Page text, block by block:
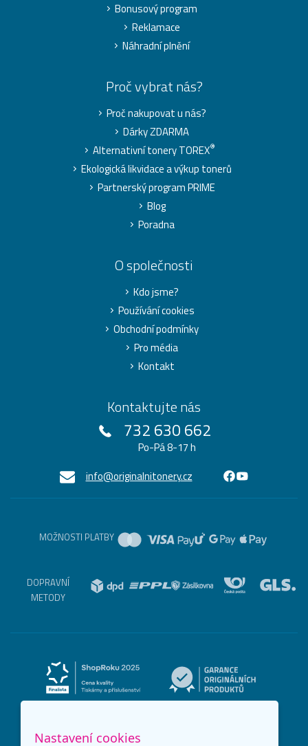
Bonusový program
Reklamace
Náhradní plnění
Proč vybrat nás?
Proč nakupovat u nás?
Dárky ZDARMA
Alternativní tonery TOREX®
Ekologická likvidace a výkup tonerů
Partnerský program PRIME
Blog
Poradna
O společnosti
Kdo jsme?
Používání cookies
Obchodní podmínky
Pro média
Kontakt
Kontaktujte nás
732 630 662
Po-Pá 8-17 h
info@originalnitonery.cz
MOŽNOSTI PLATBY
DOPRAVNÍ
METODY
Nastavení cookies